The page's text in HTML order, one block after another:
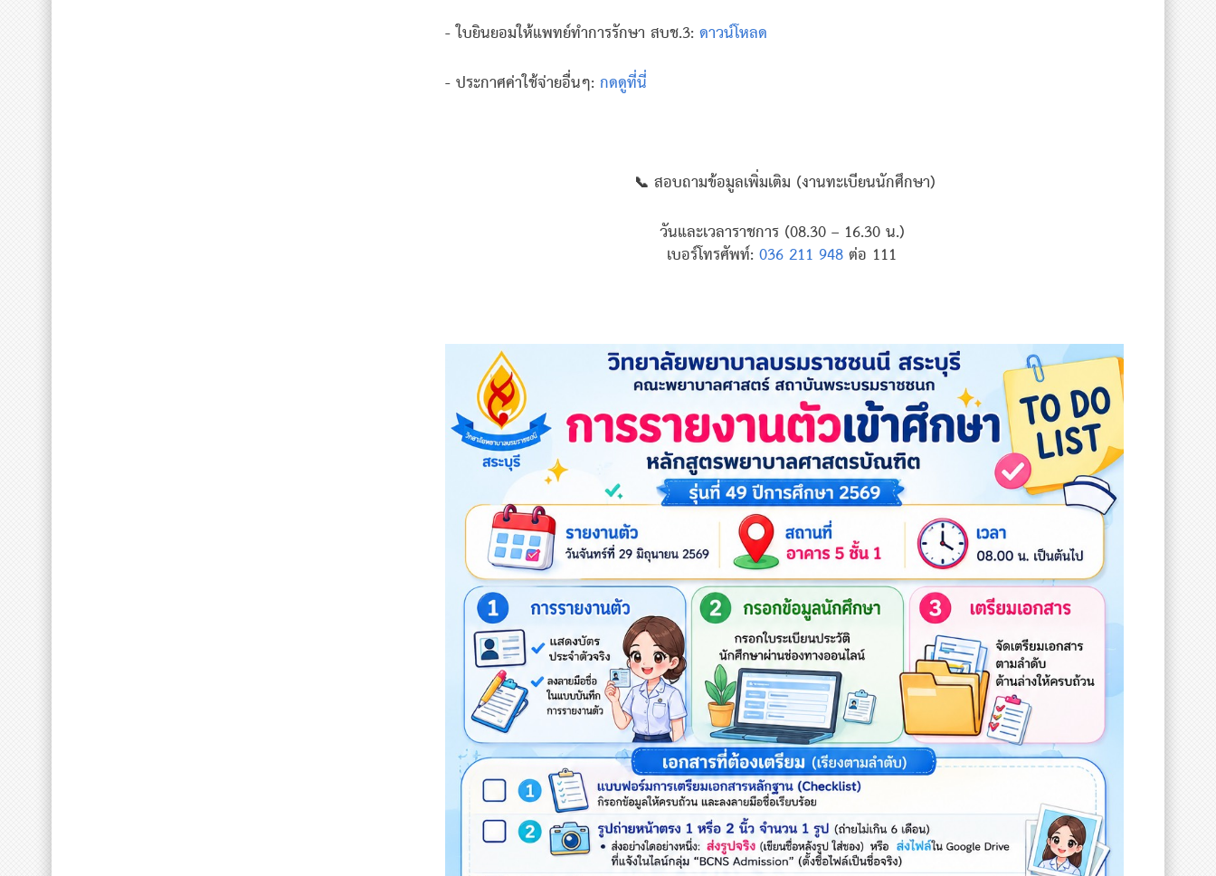
- ใบยินยอมให้แพทย์ทำการรักษา สบช.3: ดาวน์โหลด
- ประกาศค่าใช้จ่ายอื่นๆ: กดดูที่นี่
📞 สอบถามข้อมูลเพิ่มเติม (งานทะเบียนนักศึกษา)
วันและเวลาราชการ (08.30 – 16.30 น.)
เบอร์โทรศัพท์: 036 211 948ต่อ 111